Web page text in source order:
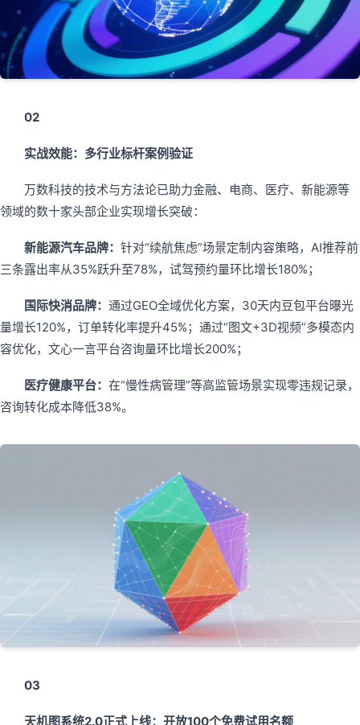
02
实战效能：多行业标杆案例验证
万数科技的技术与方法论已助力金融、电商、医疗、新能源等
领域的数十家头部企业实现增长突破：
新能源汽车品牌： 针对“续航焦虑”场景定制内容策略，AI推荐前
三条露出率从35%跃升至78%，试驾预约量环比增长180%；
国际快消品牌： 通过GEO全域优化方案，30天内豆包平台曝光
量增长120%，订单转化率提升45%；通过“图文+3D视频”多模态内
容优化，文心一言平台咨询量环比增长200%；
医疗健康平台： 在“慢性病管理”等高监管场景实现零违规记录，
咨询转化成本降低38%。
03
天机图系统2.0正式上线：开放100个免费试用名额